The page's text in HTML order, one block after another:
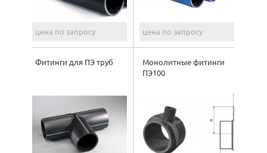
цена по запросу цена по запросу
Фитинги для ПЭ труб
Монолитные фитинги
ПЭ100